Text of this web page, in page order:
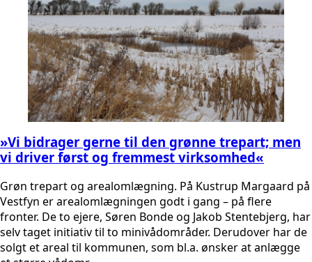
»Vi bidrager gerne til den grønne trepart; men
vi driver først og fremmest virksomhed«
Grøn trepart og arealomlægning. På Kustrup Margaard på
Vestfyn er arealomlægningen godt i gang – på flere
fronter. De to ejere, Søren Bonde og Jakob Stentebjerg, har
selv taget initiativ til to minivådområder. Derudover har de
solgt et areal til kommunen, som bl.a. ønsker at anlægge